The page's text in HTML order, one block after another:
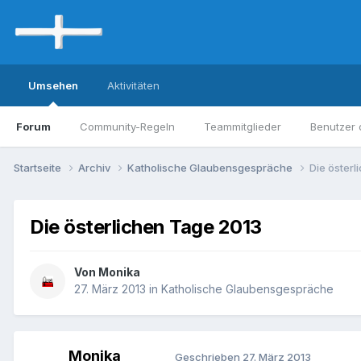
Umsehen
Forum Community-Regeln Teammitglieder Benutzer
Aktivitäten
Startseite Archiv Katholische Glaubensgespräche Die
Die österlichen Tage 2013
Von Monika
27. März 2013 in Katholische Glaubensgespräche
Monika Geschrieben 27. März 2013